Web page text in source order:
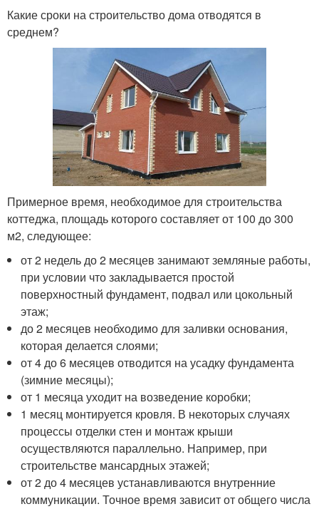
Какие сроки на строительство дома отводятся в
среднем?
Примерное время, необходимое для строительства
коттеджа, площадь которого составляет от 100 до 300
м2, следующее:
от 2 недель до 2 месяцев занимают земляные работы,
при условии что закладывается простой
поверхностный фундамент, подвал или цокольный
этаж;
до 2 месяцев необходимо для заливки основания,
которая делается слоями;
от 4 до 6 месяцев отводится на усадку фундамента
(зимние месяцы);
от 1 месяца уходит на возведение коробки;
1 месяц монтируется кровля. В некоторых случаях
процессы отделки стен и монтаж крыши
осуществляются параллельно. Например, при
строительстве мансардных этажей;
от 2 до 4 месяцев устанавливаются внутренние
коммуникации. Точное время зависит от общего числа